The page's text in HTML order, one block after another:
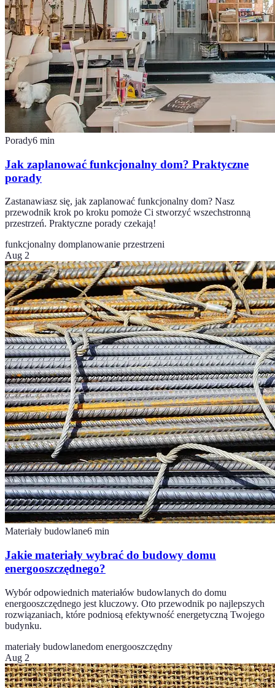
Porady6 min
Jak zaplanować funkcjonalny dom? Praktyczne
porady
Zastanawiasz się, jak zaplanować funkcjonalny dom? Nasz
przewodnik krok po kroku pomoże Ci stworzyć wszechstronną
przestrzeń. Praktyczne porady czekają!
funkcjonalny domplanowanie przestrzeni
Aug 2
Materiały budowlane6 min
Jakie materiały wybrać do budowy domu
energooszczędnego?
Wybór odpowiednich materiałów budowlanych do domu
energooszczędnego jest kluczowy. Oto przewodnik po najlepszych
rozwiązaniach, które podniosą efektywność energetyczną Twojego
budynku.
materiały budowlanedom energooszczędny
Aug 2